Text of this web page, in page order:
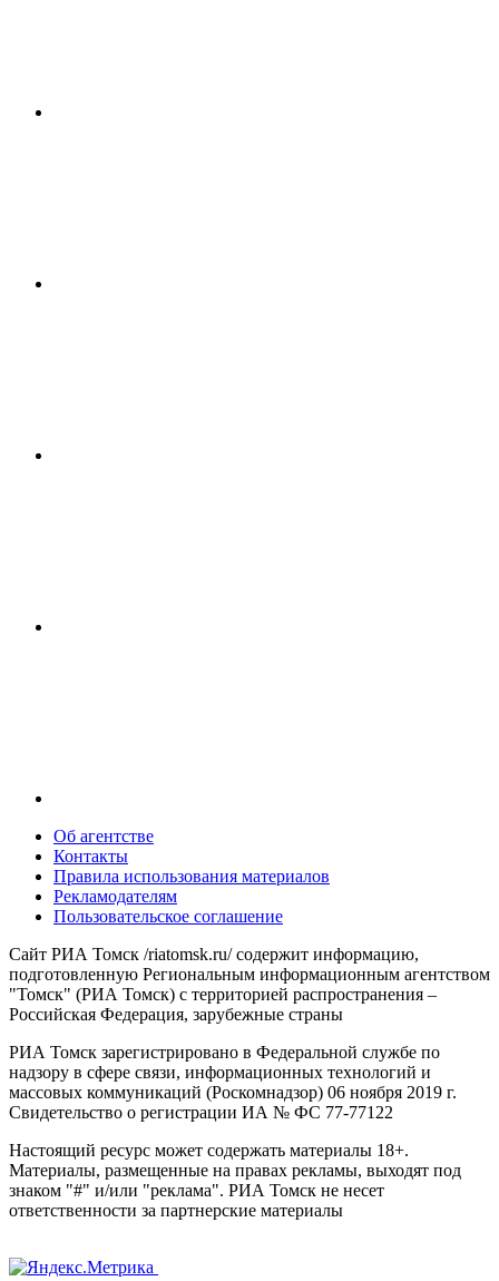
Об агентстве
Контакты
Правила использования материалов
Рекламодателям
Пользовательское соглашение
Сайт РИА Томск /riatomsk.ru/ содержит информацию,
подготовленную Региональным информационным агентством
"Томск" (РИА Томск) с территорией распространения –
Российская Федерация, зарубежные страны
РИА Томск зарегистрировано в Федеральной службе по
надзору в сфере связи, информационных технологий и
массовых коммуникаций (Роскомнадзор) 06 ноября 2019 г.
Свидетельство о регистрации ИА № ФС 77-77122
Настоящий ресурс может содержать материалы 18+.
Материалы, размещенные на правах рекламы, выходят под
знаком "#" и/или "реклама". РИА Томск не несет
ответственности за партнерские материалы